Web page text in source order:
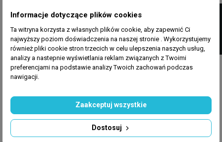
SIZE S 100ML/60G
16,99 zł
Dodaj do koszyka
Nova N-FEED-LCD –
Elektroniczny...
120,00 zł
Dodaj do koszyka
Informacje dotyczące plików cookies
Ta witryna korzysta z własnych plików cookie, aby zapewnić Ci
najwyższy poziom doświadczenia na naszej stronie . Wykorzystujemy
również pliki cookie stron trzecich w celu ulepszenia naszych usług,
analizy a nastepnie wyświetlania reklam związanych z Twoimi
preferencjami na podstawie analizy Twoich zachowań podczas
nawigacji.
Dostosuj
Zaakceptuj wszystkie